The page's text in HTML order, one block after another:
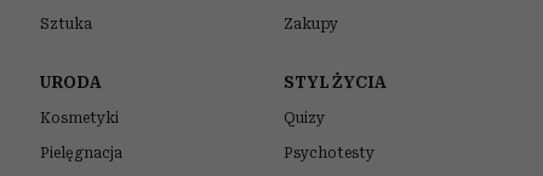
Sztuka Zakupy
URODA
Kosmetyki
Pielęgnacja
STYL ŻYCIA
Quizy
Psychotesty